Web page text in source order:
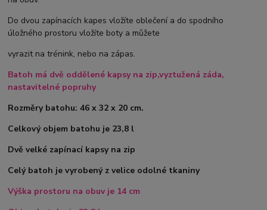
Do dvou zapínacích kapes vložíte oblečení a do spodního
úložného prostoru vložíte boty a můžete
vyrazit na trénink, nebo na zápas.
Batoh má dvě oddělené kapsy na zip,vyztužená záda,
nastavitelné popruhy
Rozměry batohu: 46 x 32 x 20 cm.
Celkový objem batohu je 23,8 l
Dvě velké zapínací kapsy na zip
Celý batoh je vyrobený z velice odolné tkaniny
Výška prostoru na obuv je 14 cm